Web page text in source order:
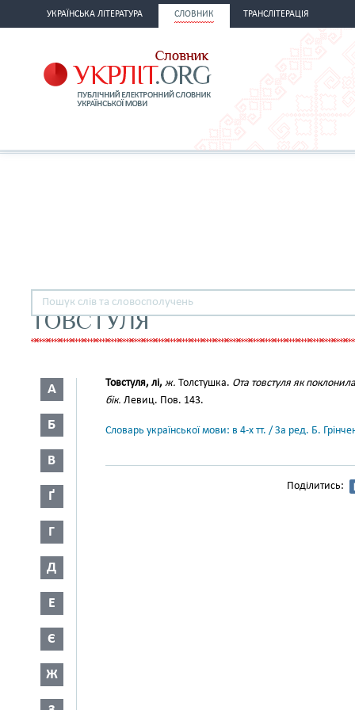
УКРАЇНСЬКА ЛІТЕРАТУРА СЛОВНИК ТРАНСЛІТЕРАЦІЯ
ТОВСТУЛЯ
А
Б
В
Ґ
Г
Д
Е
Є
Ж
Товстуля, лі, ж. Толстушка. Ота товстуля як
бік. Левиц. Пов. 143.
Словарь української мови: в 4-х тт. / За ред. Б.
Поділитись: